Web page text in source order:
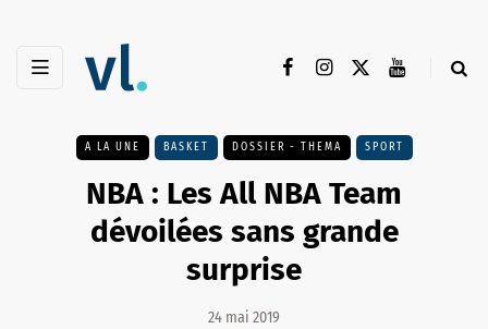
A LA UNE BASKET DOSSIER - THEMA SPORT
NBA : Les All NBA Team
dévoilées sans grande
surprise
24 mai 2019